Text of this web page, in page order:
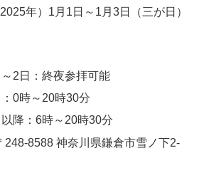
年）1月1日～1月3日（三が日）
2日：終夜参拝可能
0時～20時30分
降：6時～20時30分
248-8588 神奈川県鎌倉市雪ノ下2-